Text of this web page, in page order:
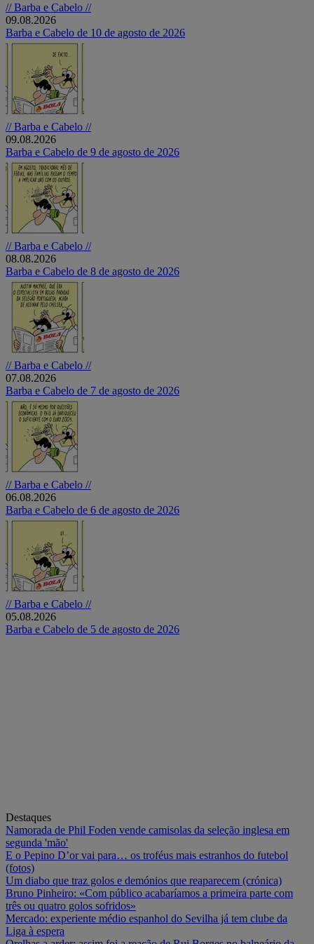
// Barba e Cabelo //
09.08.2026
Barba e Cabelo de 10 de agosto de 2026
// Barba e Cabelo //
09.08.2026
Barba e Cabelo de 9 de agosto de 2026
// Barba e Cabelo //
08.08.2026
Barba e Cabelo de 8 de agosto de 2026
// Barba e Cabelo //
07.08.2026
Barba e Cabelo de 7 de agosto de 2026
// Barba e Cabelo //
06.08.2026
Barba e Cabelo de 6 de agosto de 2026
// Barba e Cabelo //
05.08.2026
Barba e Cabelo de 5 de agosto de 2026
Destaques
Namorada de Phil Foden vende camisolas da seleção inglesa em
segunda 'mão'
E o Pepino D’or vai para… os troféus mais estranhos do futebol
(fotos)
Um diabo que traz golos e demónios que reaparecem (crónica)
Bruno Pinheiro: «Com público acabaríamos a primeira parte com
três ou quatro golos sofridos»
Mercado: experiente médio espanhol do Sevilha já tem clube da
Liga à espera